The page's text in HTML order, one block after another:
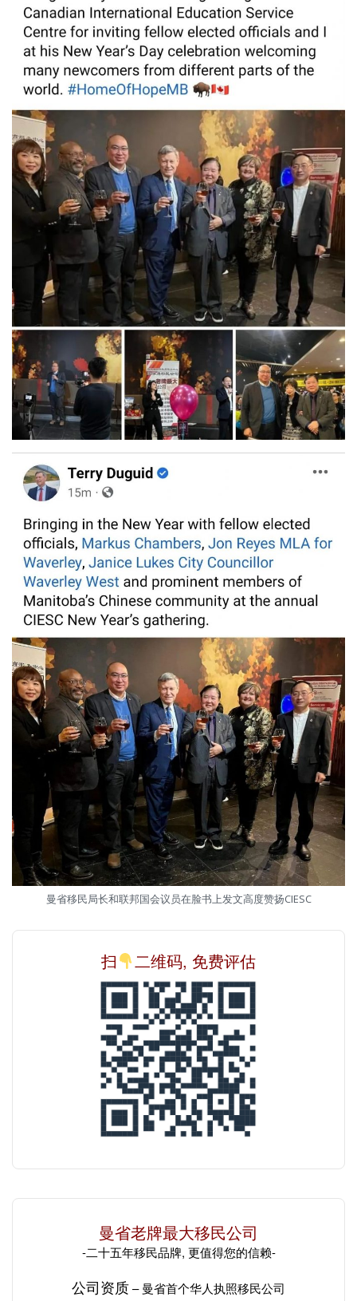
曼省移民局长和联邦国会议员在脸书上发文高度赞扬CIESC
扫 二维码, 免费评估
曼省老牌最大移民公司
-二十五年移民品牌, 更值得您的信赖-
公司资质– 曼省首个华人执照移民公司